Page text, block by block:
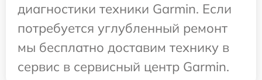
диагностики техники Garmin. Если
потребуется углубленный ремонт
мы бесплатно доставим технику в
сервис в сервисный центр Garmin.